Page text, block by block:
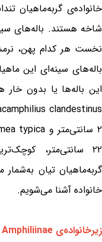
خانواده‌ی گربه‌ماهیان
شاخه هستند. باله‌های
نخست هر کدام پهن،
باله‌های سینه‌ای این
این باله‌ها یا بدون
۲۲ سانتی‌متر،
خانواده آشنا می‌شویم.
زیرخانواده‌ی Amphiliinae